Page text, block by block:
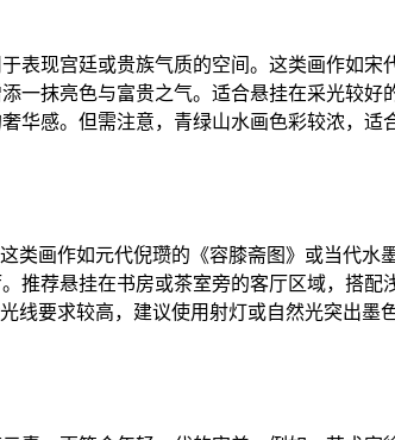
表现宫廷或贵族气质的空间。这类画作如宋
一抹亮色与富贵之气。适合悬挂在采光较好
华感。但需注意，青绿山水画色彩较浓，适
类画作如元代倪瓒的《容膝斋图》或当代水
推荐悬挂在书房或茶室旁的客厅区域，搭配
线要求较高，建议使用射灯或自然光突出墨